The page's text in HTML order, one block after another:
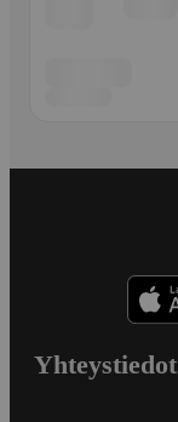
Yhteystiedot